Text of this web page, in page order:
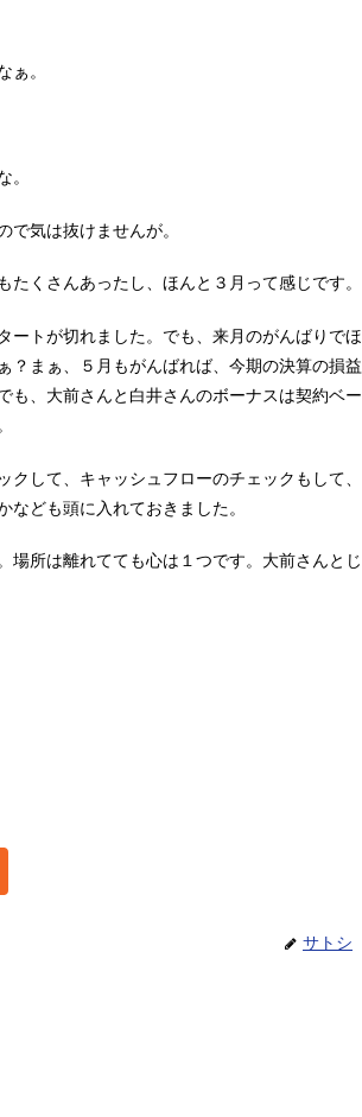
ぁ。
。
気は抜けませんが。
くさんあったし、ほんと３月って感じです。
ートが切れました。でも、来月のがんばりでほ
？まぁ、５月もがんばれば、今期の決算の損益
も、大前さんと白井さんのボーナスは契約ベー
して、キャッシュフローのチェックもして、
ども頭に入れておきました。
場所は離れてても心は１つです。大前さんとじ
サトシ